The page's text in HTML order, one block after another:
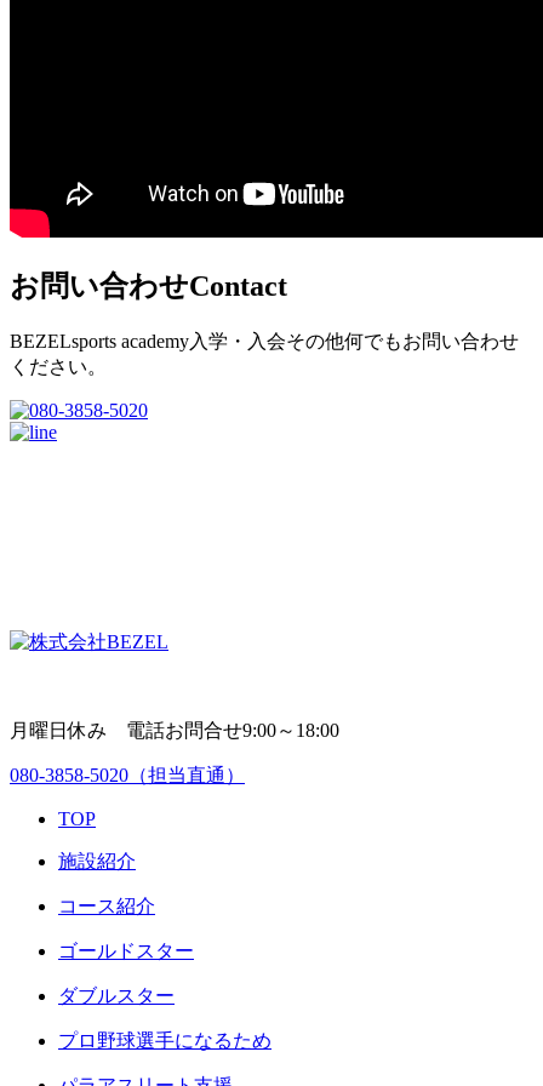
お問い合わせContact
BEZELsports academy入学・入会その他何でもお問い合わせ
ください。
月曜日休み 電話お問合せ9:00～18:00
080-3858-5020 （担当直通）
TOP
施設紹介
コース紹介
ゴールドスター
ダブルスター
プロ野球選手になるため